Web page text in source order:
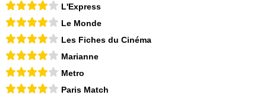
L'Express
Le Monde
Les Fiches du Cinéma
Marianne
Metro
Paris Match